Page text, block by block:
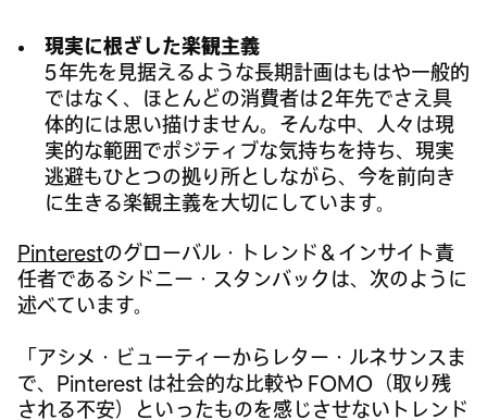
現実に根ざした楽観主義
5 年先を見据えるような長期計画はもはや一般的
ではなく、ほとんどの消費者は 2 年先でさえ具
体的には思い描けません。そんな中、人々は現
実的な範囲でポジティブな気持ちを持ち、現実
逃避もひとつの拠り所としながら、今を前向き
に生きる楽観主義を大切にしています。
Pinterestのグローバル・トレンド＆インサイト責
任者であるシドニー・スタンバックは、次のように
述べています。
「アシメ・ビューティーからレター・ルネサンスま
で、Pinterest は社会的な比較や FOMO（取り残
される不安）といったものを感じさせないトレンド